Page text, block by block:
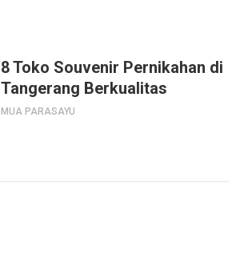
8 Toko Souvenir Pernikahan di
Tangerang Berkualitas
MUA PARASAYU